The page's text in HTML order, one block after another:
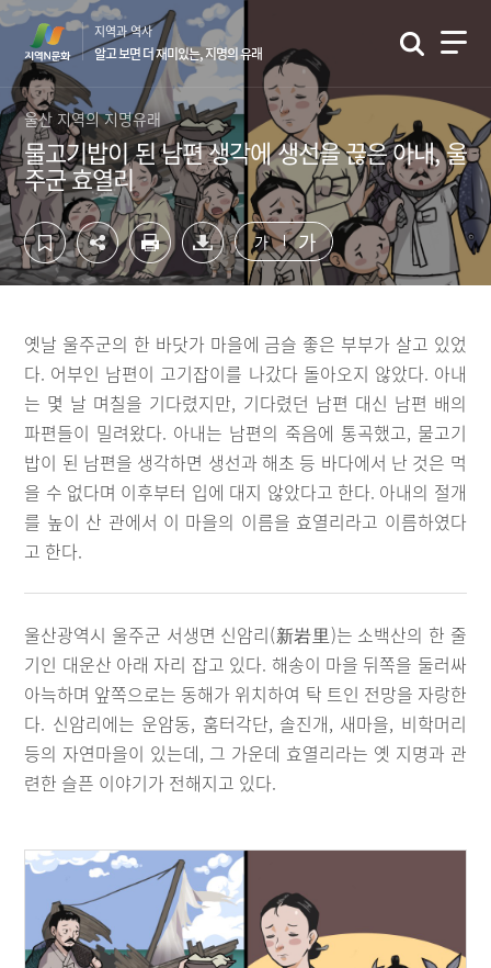
영
역
바
로
가
기
역
바
로
가
기
지역과 역사
알고 보면 더 재미있는, 지명의 유래
울산 지역의 지명유래
물고기밥이 된 남편 생각에 생선을 끊은 아내, 울
주군 효열리
가 가
옛날 울주군의 한 바닷가 마을에 금슬 좋은 부부가 살고 있었
다. 어부인 남편이 고기잡이를 나갔다 돌아오지 않았다. 아내
는 몇 날 며칠을 기다렸지만, 기다렸던 남편 대신 남편 배의
파편들이 밀려왔다. 아내는 남편의 죽음에 통곡했고, 물고기
밥이 된 남편을 생각하면 생선과 해초 등 바다에서 난 것은 먹
을 수 없다며 이후부터 입에 대지 않았다고 한다. 아내의 절개
를 높이 산 관에서 이 마을의 이름을 효열리라고 이름하였다
고 한다.
울산광역시 울주군 서생면 신암리(新岩里)는 소백산의 한 줄
기인 대운산 아래 자리 잡고 있다. 해송이 마을 뒤쪽을 둘러싸
아늑하며 앞쪽으로는 동해가 위치하여 탁 트인 전망을 자랑한
다. 신암리에는 운암동, 훔터각단, 솔진개, 새마을, 비학머리
등의 자연마을이 있는데, 그 가운데 효열리라는 옛 지명과 관
련한 슬픈 이야기가 전해지고 있다.